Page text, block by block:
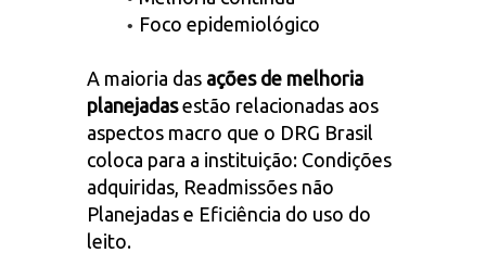
Foco epidemiológico
A maioria das ações de melhoria
planejadasestão relacionadas aos
aspectos macro que o DRG Brasil
coloca para a instituição: Condições
adquiridas, Readmissões não
Planejadas e Eficiência do uso do
leito.